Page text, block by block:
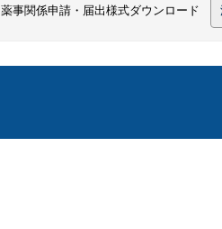
薬事関係申請・届出様式ダウンロード